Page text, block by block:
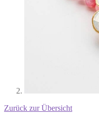
Zurück zur Übersicht